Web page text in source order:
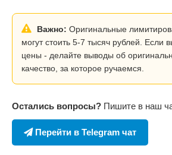
Важно: Оригинальные
могут стоить 5-7 тысяч рублей. Если
цены - делайте выводы об
качество, за которое ручаемся.
Остались вопросы? Пишите в наш
Перейти в Telegram чат